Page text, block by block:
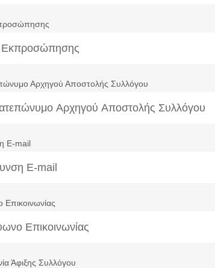
Αρχηγού Αποστολής Συλλόγου
E-mail
Άφιξης Συλλόγου